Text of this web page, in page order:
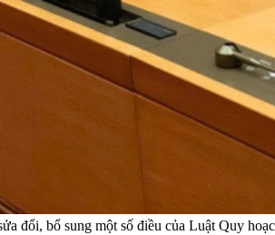
đổi, bổ sung một số điều của Luật Quy